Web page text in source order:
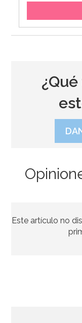
Este artículo no